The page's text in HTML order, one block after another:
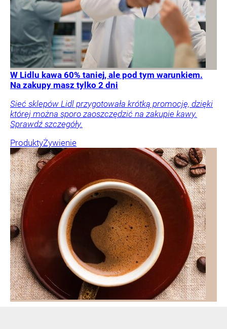
W Lidlu kawa 60% taniej, ale pod tym warunkiem.
Na zakupy masz tylko 2 dni
Sieć sklepów Lidl przygotowała krótką promocję, dzięki
której można sporo zaoszczędzić na zakupie kawy.
Sprawdź szczegóły.
ProduktyŻywienie